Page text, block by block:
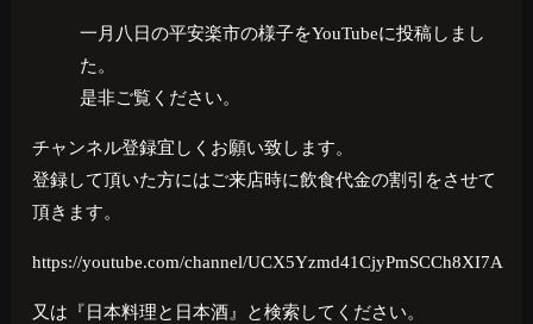
一月八日の平安楽市の様子をYouTubeに投稿しまし
た。
是非ご覧ください。
チャンネル登録宜しくお願い致します。
登録して頂いた方にはご来店時に飲食代金の割引をさせて
頂きます。
https://youtube.com/channel/UCX5Yzmd41CjyPmSCCh8XI7A
又は『日本料理と日本酒』と検索してください。